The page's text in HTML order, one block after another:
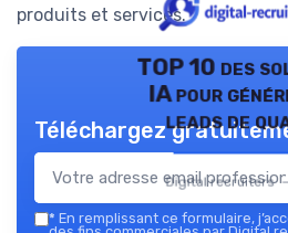
produits et services.
TOP 10 des
IA pour
leads de
Digital recruiters
Téléchargez
* En remplissant ce formulaire,